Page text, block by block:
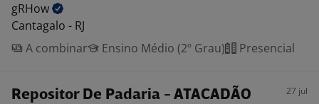
gRHow
Cantagalo - RJ
A combinar
Ensino Médio (2º Grau) Presencial
Repositor De Padaria - ATACADÃO 27 jul